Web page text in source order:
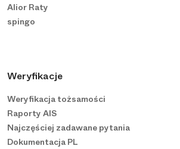
Alior Raty
spingo
Weryfikacje
Weryfikacja tożsamości
Raporty AIS
Najczęściej zadawane pytania
Dokumentacja PL